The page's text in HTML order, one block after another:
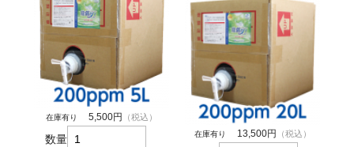
在庫有り 5,500円 （税込）
数量 在庫有り 13,500円 （税込）